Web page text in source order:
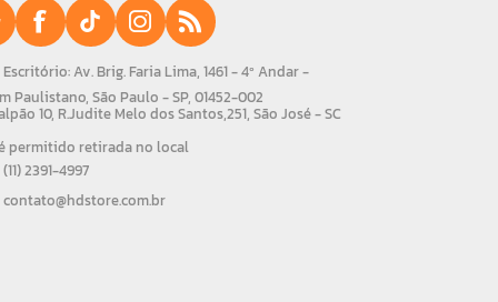
Escritório: Av. Brig. Faria Lima, 1461 - 4º Andar -
Paulistano, São Paulo - SP, 01452-002
10, R.Judite Melo dos Santos,251, São José - SC
permitido retirada no local
(11) 2391-4997
contato@hdstore.com.br